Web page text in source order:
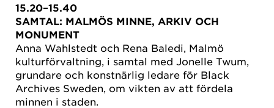
15.20–15.40
SAMTAL: MALMÖS MINNE, ARKIV OCH
MONUMENT
Anna Wahlstedt och Rena Baledi, Malmö
kulturförvaltning, i samtal med Jonelle Twum,
grundare och konstnärlig ledare för Black
Archives Sweden, om vikten av att fördela
minnen i staden.